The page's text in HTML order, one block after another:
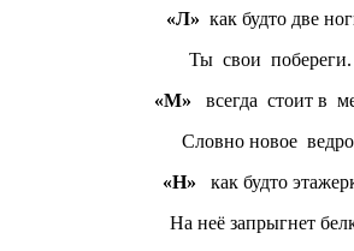
«Л» как будто две
Ты свои побереги.
«М» всегда стоит в
Словно новое
«Н» как будто
На неё запрыгнет